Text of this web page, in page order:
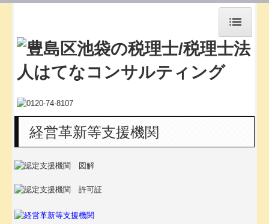
HOME
会社設立の質問
会社運営の疑問
スペシャルプランご案内
交通案内
事務所概要
スタッフ紹介
経営革新等支援機関